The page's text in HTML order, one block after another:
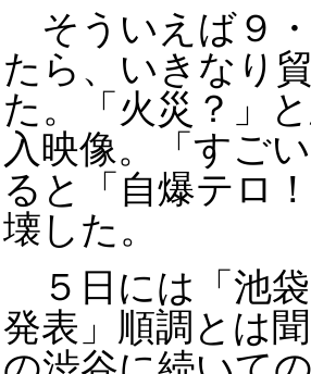
そういえば９
たら、いきなり
た。「火災？」
入映像。「すご
ると「自爆テロ
壊した。
５日には「池
発表」順調とは